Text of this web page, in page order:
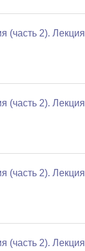
(часть 2). Лекция
(часть 2). Лекция
(часть 2). Лекция
(часть 2). Лекция